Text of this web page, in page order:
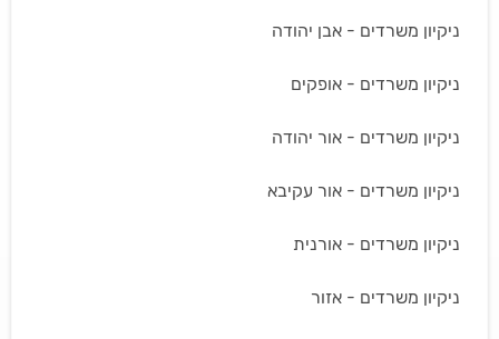
ניקיון משרדים - אבן יהודה
ניקיון משרדים - אופקים
ניקיון משרדים - אור יהודה
ניקיון משרדים - אור עקיבא
ניקיון משרדים - אורנית
ניקיון משרדים - אזור